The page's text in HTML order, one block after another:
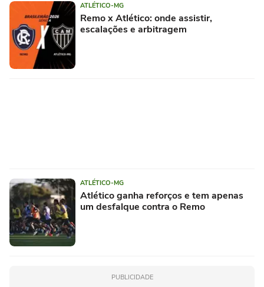
ATLÉTICO-MG
Remo x Atlético: onde assistir,
escalações e arbitragem
ATLÉTICO-MG
Atlético ganha reforços e tem apenas
um desfalque contra o Remo
PUBLICIDADE